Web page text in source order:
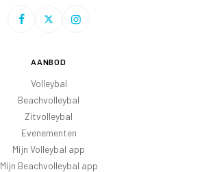
AANBOD
Volleybal
Beachvolleybal
Zitvolleybal
Evenementen
Mijn Volleybal app
Mijn Beachvolleybal app